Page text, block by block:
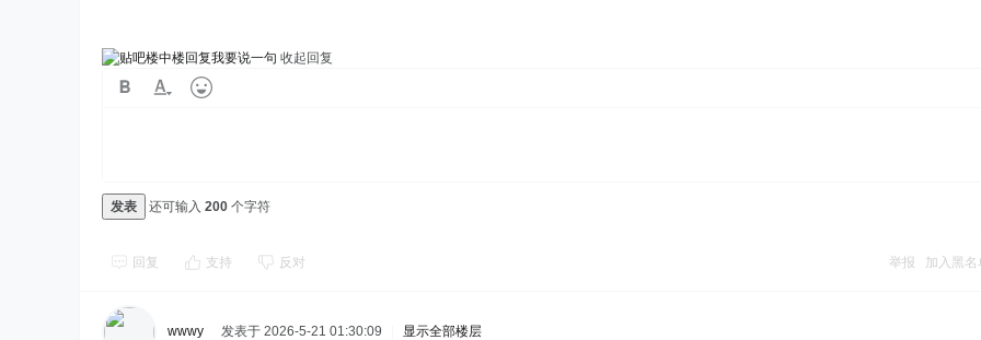
我要说一句 收起回复
发表 还可输入 200 个字符
回复 支持 反对 举报 加入黑名
wwwy 发表于 2026-5-21 01:30:09 显示全部楼层